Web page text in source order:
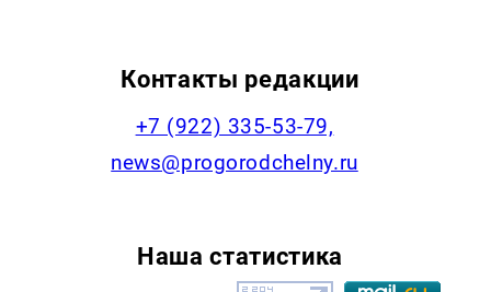
Контакты редакции
+7 (922) 335-53-79,
news@progorodchelny.ru
Наша статистика